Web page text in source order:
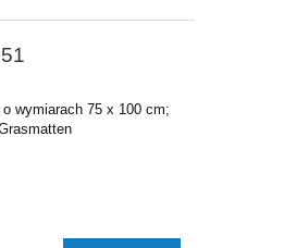
wymiarach 75 x 100 cm;